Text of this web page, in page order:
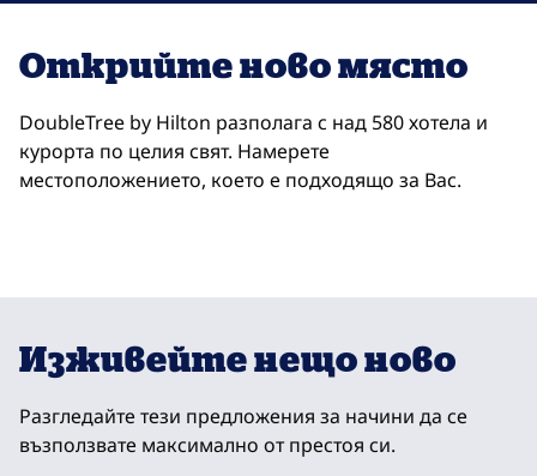
Открийте ново място
DoubleTree by Hilton разполага с над 580 хотела и
курорта по целия свят. Намерете
местоположението, което е подходящо за Вас.
Триест на DoubleTree
Изживейте нещо ново
Разгледайте тези предложения за начини да се
възползвате максимално от престоя си.